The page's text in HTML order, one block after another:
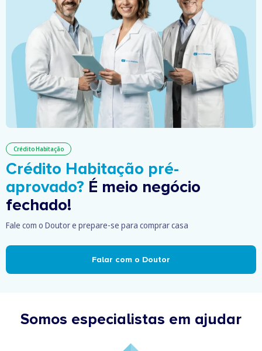
Crédito Habitação
Crédito Habitação pré-
aprovado? É meio negócio
fechado!
Fale com o Doutor e prepare-se para comprar casa
Falar com o Doutor
Somos especialistas em ajudar